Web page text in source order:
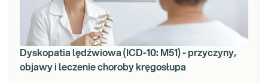
Dyskopatia lędźwiowa (ICD-10: M51) - przyczyny,
objawy i leczenie choroby kręgosłupa